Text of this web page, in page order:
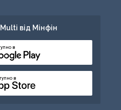
від Мінфін
в
в